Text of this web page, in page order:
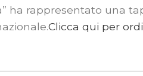
ha rappresentato una
Clicca qui per